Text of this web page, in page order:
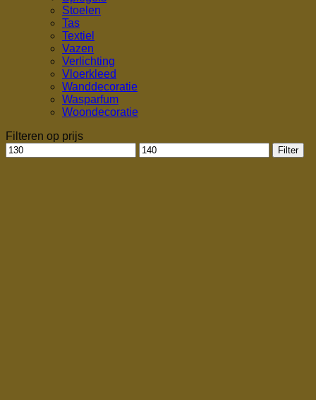
Stoelen
Tas
Textiel
Vazen
Verlichting
Vloerkleed
Wanddecoratie
Wasparfum
Woondecoratie
Filteren op prijs
Min.
prijs
Max.
prijs
Filter